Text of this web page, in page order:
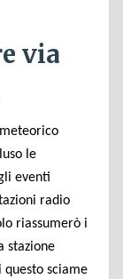
via
le
eventi
radio
riassumerò i
stazione
questo sciame